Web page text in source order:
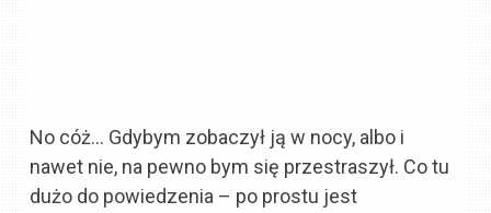
No cóż… Gdybym zobaczył ją w nocy, albo i
nawet nie, na pewno bym się przestraszył. Co tu
dużo do powiedzenia – po prostu jest